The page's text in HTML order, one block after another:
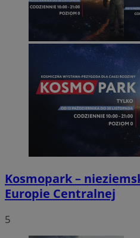
Kosmopark –
Europie Centralnej
5